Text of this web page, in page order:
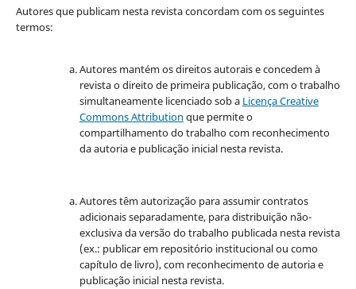
Autores que publicam nesta revista concordam com os seguintes
termos:
Autores mantém os direitos autorais e concedem à
revista o direito de primeira publicação, com o trabalho
simultaneamente licenciado sob a Licença Creative
Commons Attribution que permite o
compartilhamento do trabalho com reconhecimento
da autoria e publicação inicial nesta revista.
Autores têm autorização para assumir contratos
adicionais separadamente, para distribuição não-
exclusiva da versão do trabalho publicada nesta revista
(ex.: publicar em repositório institucional ou como
capítulo de livro), com reconhecimento de autoria e
publicação inicial nesta revista.